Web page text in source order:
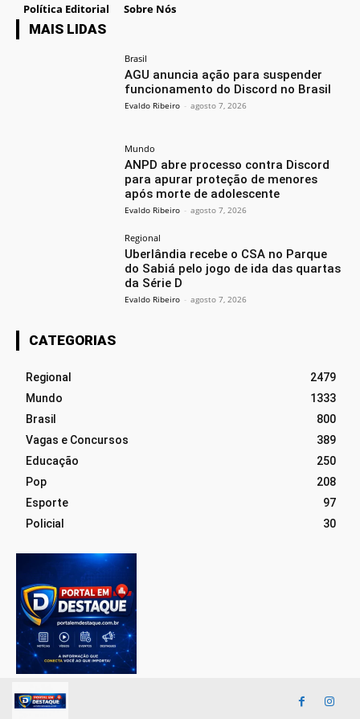
Política Editorial Sobre Nós
MAIS LIDAS
Brasil
AGU anuncia ação para suspender
funcionamento do Discord no Brasil
Evaldo Ribeiro - agosto 7, 2026
Mundo
ANPD abre processo contra Discord
para apurar proteção de menores
após morte de adolescente
Evaldo Ribeiro - agosto 7, 2026
Regional
Uberlândia recebe o CSA no Parque
do Sabiá pelo jogo de ida das quartas
da Série D
Evaldo Ribeiro - agosto 7, 2026
CATEGORIAS
Regional
2479
Mundo
1333
Brasil
800
Vagas e Concursos
389
Educação
250
Pop
208
Esporte
97
Policial
30